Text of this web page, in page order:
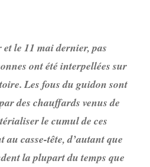
le 11 mai dernier, pas
ont été interpellées sur
Les fous du guidon sont
des chauffards venus de
le cumul de ces
au casse-tête, d’autant que
la plupart du temps que